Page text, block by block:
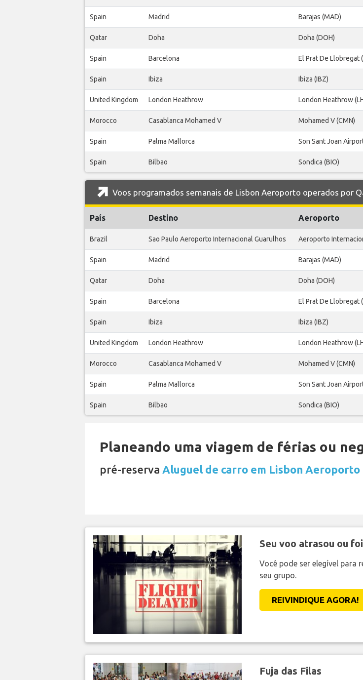
Spain Madrid Barajas (MAD)
Qatar Doha Doha (DOH)
Spain Barcelona El Prat De Llobregat
Spain Ibiza Ibiza (IBZ)
United Kingdom London Heathrow London Heathrow
Morocco Casablanca Mohamed V Mohamed V (CMN)
Spain Palma Mallorca Son Sant Joan
Spain Bilbao Sondica (BIO)
Voos programados semanais de Lisbon Aeroporto operados por
País Destino Aeroporto
Brazil Sao Paulo Aeroporto Internacional Guarulhos Aeroporto
Spain Madrid Barajas (MAD)
Qatar Doha Doha (DOH)
Spain Barcelona El Prat De Llobregat
Spain Ibiza Ibiza (IBZ)
United Kingdom London Heathrow London Heathrow
Morocco Casablanca Mohamed V Mohamed V (CMN)
Spain Palma Mallorca Son Sant Joan
Spain Bilbao Sondica (BIO)
Planeando uma viagem de férias ou
pré-reserva Aluguel de carro em Lisbon Aeroporto
Seu voo atrasou ou
Você pode ser elegível para
seu grupo.
REIVINDIQUE AGORA!
Fuja das Filas